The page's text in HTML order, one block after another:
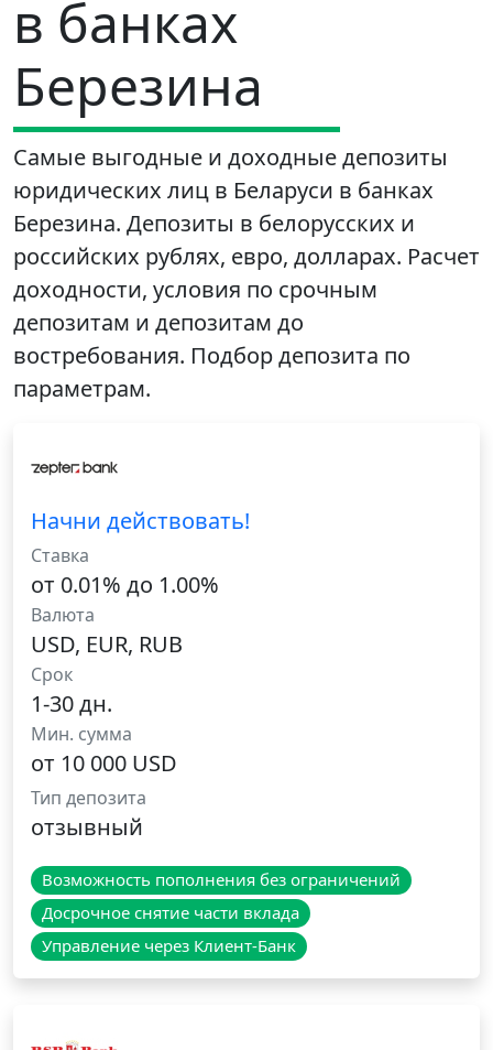
в банках
Березина
Самые выгодные и доходные депозиты
юридических лиц в Беларуси в банках
Березина. Депозиты в белорусских и
российских рублях, евро, долларах. Расчет
доходности, условия по срочным
депозитам и депозитам до
востребования. Подбор депозита по
параметрам.
Начни действовать!
Ставка
от 0.01% до 1.00%
Валюта
USD, EUR, RUB
Срок
1-30 дн.
Мин. сумма
от 10 000 USD
Тип депозита
отзывный
Возможность пополнения без ограничений
Досрочное снятие части вклада
Управление через Клиент-Банк